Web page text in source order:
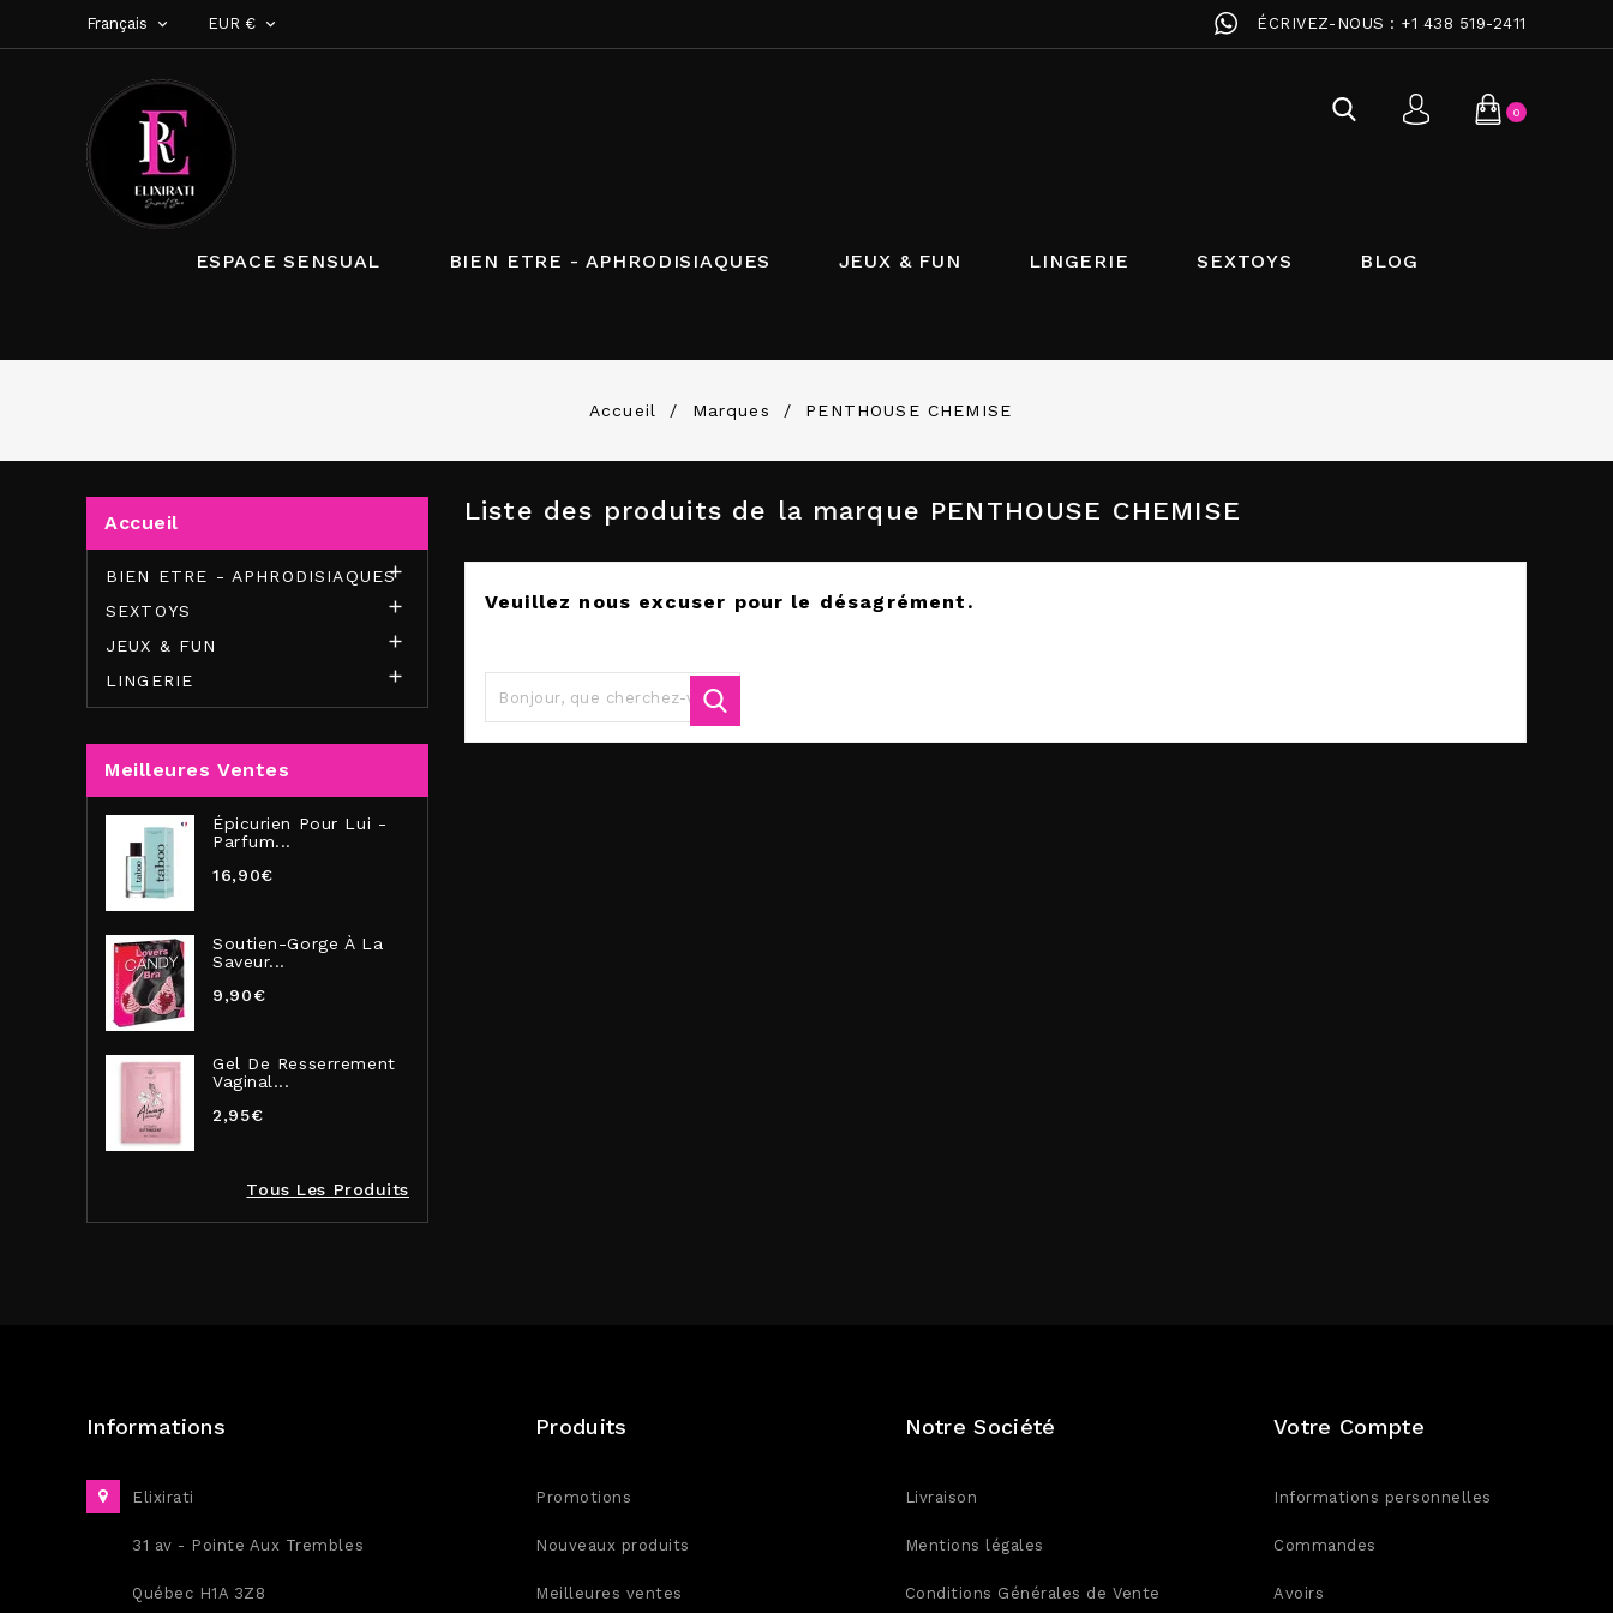
Français  EUR €  ÉCRIVEZ-NOUS : +1 438 519-2411
0
ESPACE SENSUAL BIEN ETRE - APHRODISIAQUES JEUX & FUN LINGERIE SEXTOYS BLOG
Accueil Marques PENTHOUSE CHEMISE
Accueil
BIEN ETRE - APHRODISIAQUES

SEXTOYS 
JEUX & FUN 
LINGERIE 
Meilleures Ventes
Épicurien Pour Lui -
Parfum...
16,90€
Soutien-Gorge À La
Saveur...
9,90€
Gel De Resserrement
Vaginal...
2,95€
Tous Les Produits
Liste des produits de la marque PENTHOUSE CHEMISE
Veuillez nous excuser pour le désagrément.
Informations
Elixirati
31 av - Pointe Aux Trembles
Québec H1A 3Z8
Produits
Promotions
Nouveaux produits
Meilleures ventes
Notre Société
Livraison
Mentions légales
Conditions Générales de Vente
Votre Compte
Informations personnelles
Commandes
Avoirs